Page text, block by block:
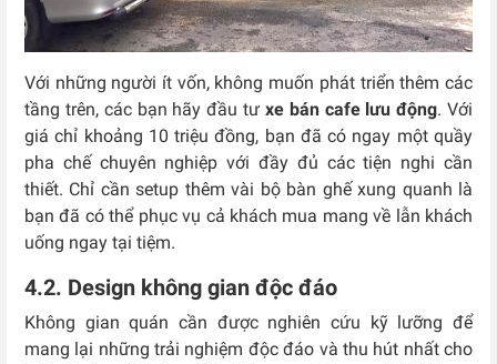
Với những người ít vốn, không muốn phát triển thêm các
tầng trên, các bạn hãy đầu tư xe bán cafe lưu động. Với
giá chỉ khoảng 10 triệu đồng, bạn đã có ngay một quầy
pha chế chuyên nghiệp với đầy đủ các tiện nghi cần
thiết. Chỉ cần setup thêm vài bộ bàn ghế xung quanh là
bạn đã có thể phục vụ cả khách mua mang về lẫn khách
uống ngay tại tiệm.
4.2. Design không gian độc đáo
Không gian quán cần được nghiên cứu kỹ lưỡng để
mang lại những trải nghiệm độc đáo và thu hút nhất cho